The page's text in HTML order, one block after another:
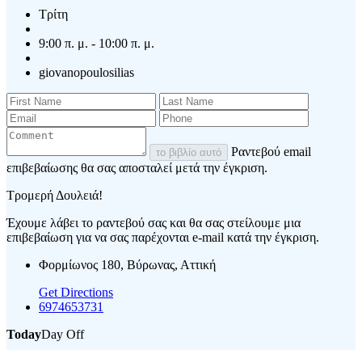
Τρίτη
9:00 π. μ. - 10:00 π. μ.
giovanopoulosilias
το βιβλίο αυτό
Ραντεβού email
επιβεβαίωσης θα σας αποσταλεί μετά την έγκριση.
Τρομερή Δουλειά!
Έχουμε λάβει το ραντεβού σας και θα σας στείλουμε μια
επιβεβαίωση για να σας παρέχονται e-mail κατά την έγκριση.
Φορμίωνος 180, Βύρωνας, Αττική
Get Directions
6974653731
TodayDay Off